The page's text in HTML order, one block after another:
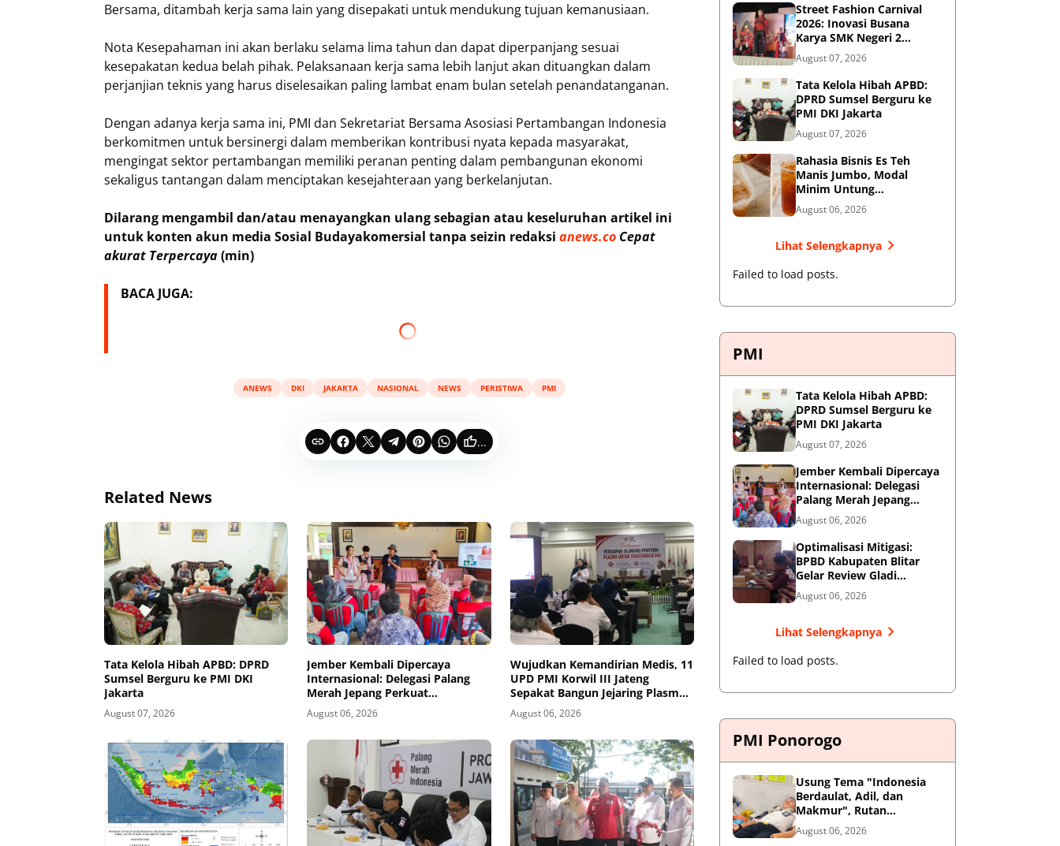
Bersama, ditambah kerja sama lain yang disepakati untuk mendukung tujuan kemanusiaan.
Nota Kesepahaman ini akan berlaku selama lima tahun dan dapat diperpanjang sesuai
kesepakatan kedua belah pihak. Pelaksanaan kerja sama lebih lanjut akan dituangkan dalam
perjanjian teknis yang harus diselesaikan paling lambat enam bulan setelah penandatanganan.
Dengan adanya kerja sama ini, PMI dan Sekretariat Bersama Asosiasi Pertambangan Indonesia
berkomitmen untuk bersinergi dalam memberikan kontribusi nyata kepada masyarakat,
mengingat sektor pertambangan memiliki peranan penting dalam pembangunan ekonomi
sekaligus tantangan dalam menciptakan kesejahteraan yang berkelanjutan.
Dilarang mengambil dan/atau menayangkan ulang sebagian atau keseluruhan artikel ini
untuk konten akun media Sosial Budayakomersial tanpa seizin redaksi anews.co Cepat
akurat Terpercaya(min)
BACA JUGA:
ANEWS DKI JAKARTA NASIONAL NEWS PERISTIWA PMI
...
Related News
Tata Kelola Hibah APBD: DPRD
Sumsel Berguru ke PMI DKI
Jakarta
August 07, 2026
Jember Kembali Dipercaya
Internasional: Delegasi Palang
Merah Jepang Perkuat
Kesiapsiagaan Bencana di
Kawasan Pesisir dan Sekolah
August 06, 2026
Wujudkan Kemandirian Medis, 11
UPD PMI Korwil III Jateng
Sepakat Bangun Jejaring Plasma
Fraksionasi Berkualitas CPOB
August 06, 2026
Street Fashion Carnival
2026: Inovasi Busana
Karya SMK Negeri 2
Ponorogo
August 07, 2026
Tata Kelola Hibah APBD:
DPRD Sumsel Berguru ke
PMI DKI Jakarta
August 07, 2026
Rahasia Bisnis Es Teh
Manis Jumbo, Modal
Minim Untung
Menjanjikan
August 06, 2026
Lihat Selengkapnya
Failed to load posts.
PMI
Tata Kelola Hibah APBD:
DPRD Sumsel Berguru ke
PMI DKI Jakarta
August 07, 2026
Jember Kembali Dipercaya
Internasional: Delegasi
Palang Merah Jepang
Perkuat Kesiapsiagaan
Bencana di Kawasan
Pesisir dan Sekolah
August 06, 2026
Optimalisasi Mitigasi:
BPBD Kabupaten Blitar
Gelar Review Gladi
Kontinjensi Erupsi Gunung
Kelud
August 06, 2026
Lihat Selengkapnya
Failed to load posts.
PMI Ponorogo
Usung Tema "Indonesia
Berdaulat, Adil, dan
Makmur", Rutan
Ponorogo Gelar Donor
Darah Kemanusiaan
August 06, 2026